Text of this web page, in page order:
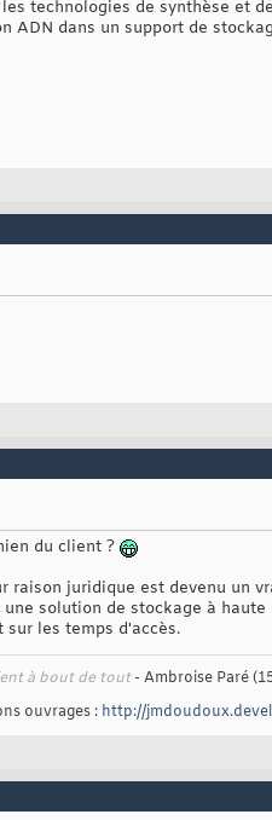
technologies de synthèse et
ADN dans un support de
du client ?
raison juridique est devenu un
solution de stockage à
sur les temps d'accès.
à bout de tout- Ambroise Paré
ouvrages : http://